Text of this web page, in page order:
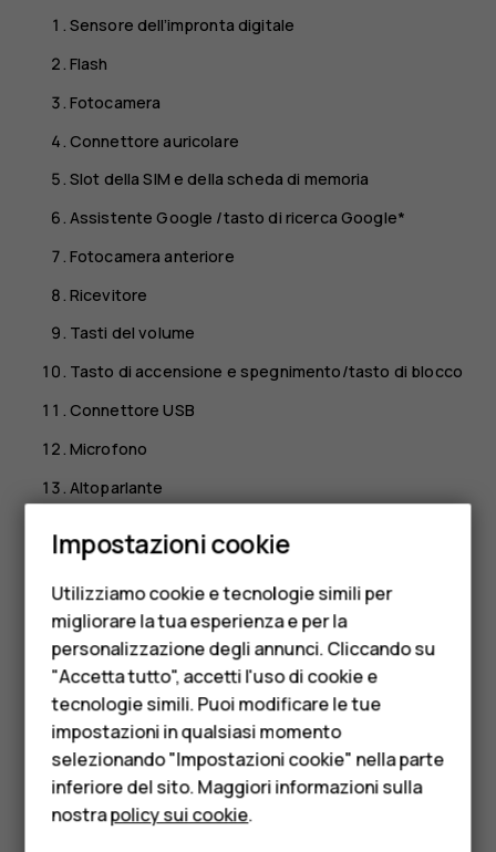
Smartphone
Cellulari
Telefoni per anziani
Accessori
HMD Terra M
Per le imprese
Tablet
Sensore dell’impronta digitale
Flash
Fotocamera
Connettore auricolare
Slot della SIM e della scheda di memoria
Assistente Google /tasto di ricerca Google*
Fotocamera anteriore
Ricevitore
Tasti del volume
Tasto di accensione e spegnimento/tasto di blocco
Connettore USB
Microfono
Altoparlante
d’uso, come caricabatterie, auricolare o cavo dati,
*L’Assistente Google è disponibile in alcuni mercati e
lingue. Laddove non è disponibile, l’Assistente Google è
sostituito da Ricerca Google.
Componenti e connettori, magnetismo
Non collegarsi a prodotti che generano segnali in uscita, in
quanto ciò potrebbe danneggiare il dispositivo. Non
collegare il connettore audio ad alcuna fonte di
Impostazioni cookie
Utilizziamo cookie e tecnologie simili per
migliorare la tua esperienza e per la
personalizzazione degli annunci. Cliccando su
"Accetta tutto", accetti l'uso di cookie e
tecnologie simili. Puoi modificare le tue
impostazioni in qualsiasi momento
selezionando "Impostazioni cookie" nella parte
inferiore del sito. Maggiori informazioni sulla
nostrapolicy sui cookie.